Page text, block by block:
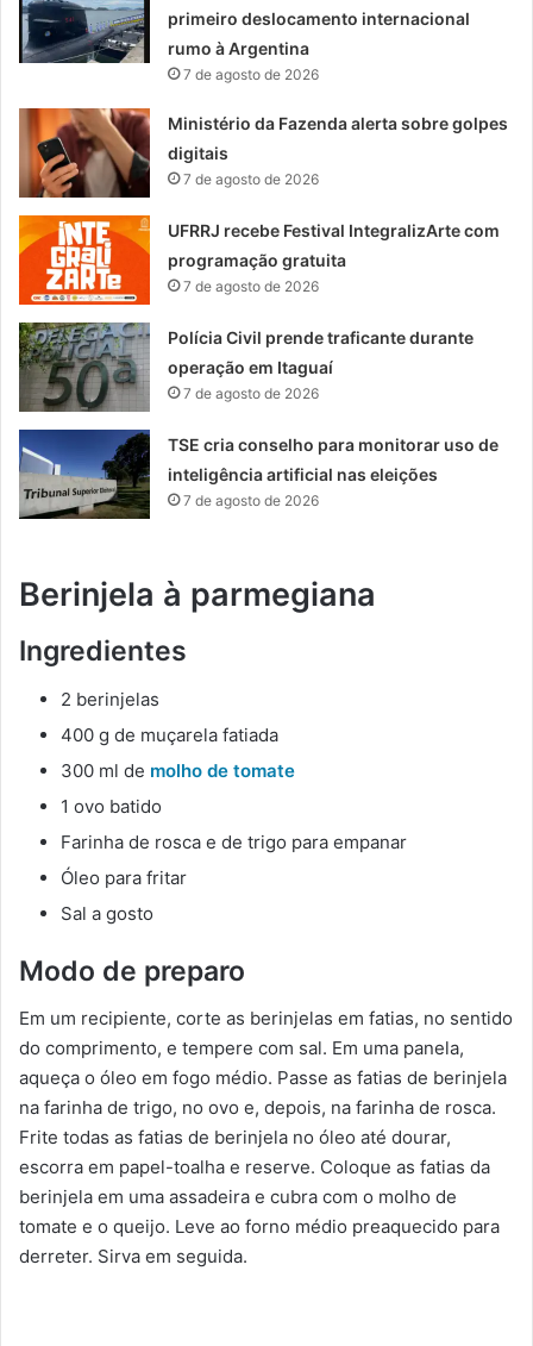
primeiro deslocamento internacional
rumo à Argentina
7 de agosto de 2026
Ministério da Fazenda alerta sobre golpes
digitais
7 de agosto de 2026
UFRRJ recebe Festival IntegralizArte com
programação gratuita
7 de agosto de 2026
Polícia Civil prende traficante durante
operação em Itaguaí
7 de agosto de 2026
TSE cria conselho para monitorar uso de
inteligência artificial nas eleições
7 de agosto de 2026
Berinjela à parmegiana
Ingredientes
2 berinjelas
400 g de muçarela fatiada
300 ml de molho de tomate
1 ovo batido
Farinha de rosca e de trigo para empanar
Óleo para fritar
Sal a gosto
Modo de preparo
Em um recipiente, corte as berinjelas em fatias, no sentido
do comprimento, e tempere com sal. Em uma panela,
aqueça o óleo em fogo médio. Passe as fatias de berinjela
na farinha de trigo, no ovo e, depois, na farinha de rosca.
Frite todas as fatias de berinjela no óleo até dourar,
escorra em papel-toalha e reserve. Coloque as fatias da
berinjela em uma assadeira e cubra com o molho de
tomate e o queijo. Leve ao forno médio preaquecido para
derreter. Sirva em seguida.